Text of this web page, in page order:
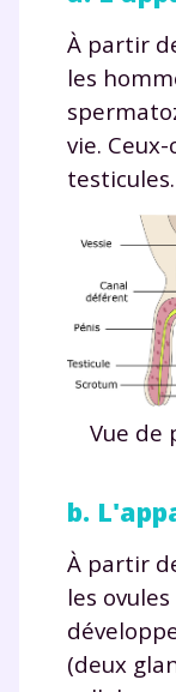
À partir
les
vie.
testicules.
Vue de
b.
À partir
les
(deux